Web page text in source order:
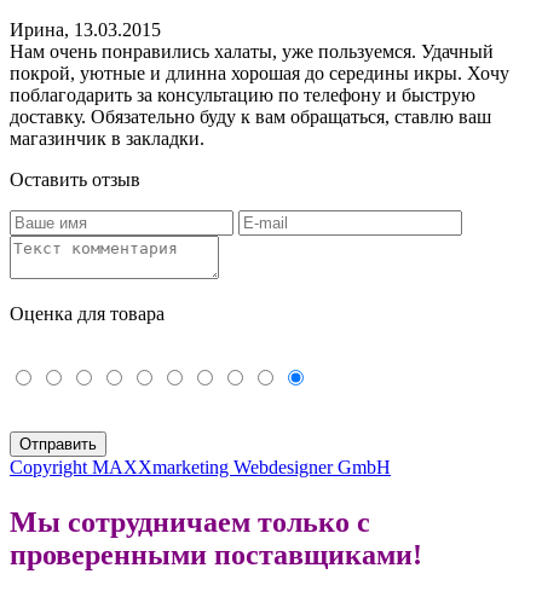
Ирина, 13.03.2015
Нам очень понравились халаты, уже пользуемся. Удачный
покрой, уютные и длинна хорошая до середины икры. Хочу
поблагодарить за консультацию по телефону и быструю
доставку. Обязательно буду к вам обращаться, ставлю ваш
магазинчик в закладки.
Оставить отзыв
Оценка для товара
Copyright MAXXmarketing Webdesigner GmbH
Мы сотрудничаем только с
проверенными поставщиками!